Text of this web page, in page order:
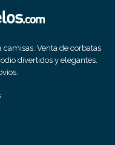
Venta de corbatas
divertidos y elegantes.